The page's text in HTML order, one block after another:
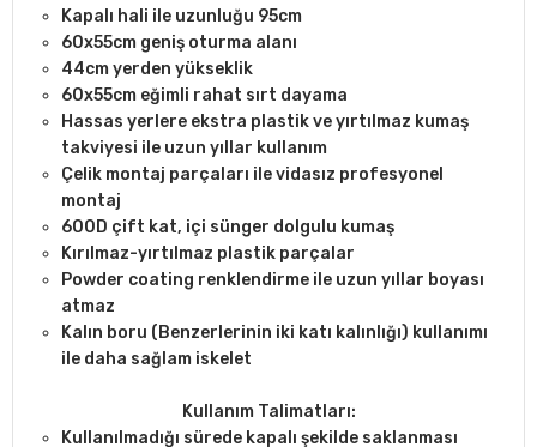
Kapalı hali ile uzunluğu 95cm
60x55cm geniş oturma alanı
44cm yerden yükseklik
60x55cm eğimli rahat sırt dayama
Hassas yerlere ekstra plastik ve yırtılmaz kumaş
takviyesi ile uzun yıllar kullanım
Çelik montaj parçaları ile vidasız profesyonel
montaj
600D çift kat, içi sünger dolgulu kumaş
Kırılmaz-yırtılmaz plastik parçalar
Powder coating renklendirme ile uzun yıllar boyası
atmaz
Kalın boru (Benzerlerinin iki katı kalınlığı) kullanımı
ile daha sağlam iskelet
Kullanım Talimatları:
Kullanılmadığı sürede kapalı şekilde saklanması